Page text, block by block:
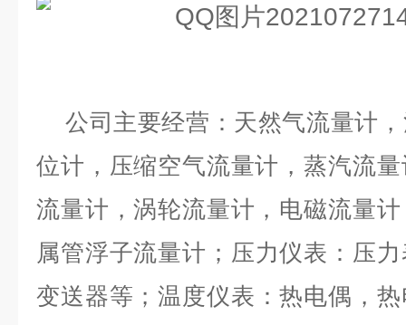
公司主要经营：天然气流量计
位计，压缩空气流量计，蒸汽流
流量计，涡轮流量计，电磁流量
属管浮子流量计；压力仪表：压
变送器等；温度仪表：热电偶，